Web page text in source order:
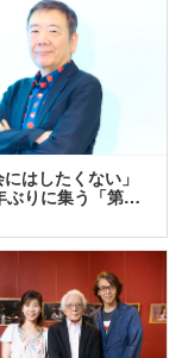
にはしたくない」
りに集う「第…